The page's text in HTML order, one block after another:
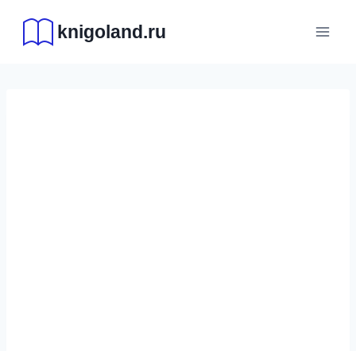
содержимому
knigoland.ru